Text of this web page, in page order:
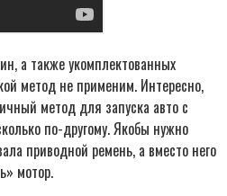
а также укомплектованных
метод не применим. Интересно,
метод для запуска авто с
по-другому. Якобы нужно
приводной ремень, а вместо него
мотор.